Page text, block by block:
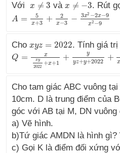
Với x ≠ 3
x≠ 3 và x ≠ −3
x≠ −3 . Rút
A = 5
x+3 + 2
x−3 − 3x2 −2x−9
x2 −9
A= 5x +3+2 x−3 −3x2 −2 x−9x2−9
Cho xyz = 2022
xyz= 2022 . Tính giá
Q = x
xy
2022 +x+1
+
y
yz+y+2022 +
Q= xx y2022+x+1+y yz+y+2022 +zx
Cho tam giác ABC vuông
10cm. D là trung điểm của
góc với AB tại M, DN
a) Vẽ hình.
b)Tứ giác AMDN là hình gì?
c) Gọi K là điểm đối xứng